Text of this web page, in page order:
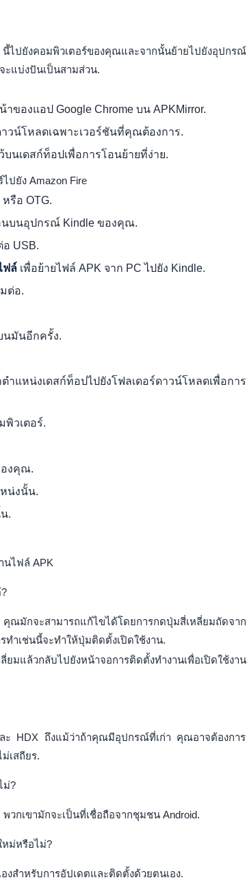
ปยังคอมพิวเตอร์ของคุณและจากนั้นย้ายไปยังอุปกรณ์
ะแบ่งปันเป็นสามส่วน.
ของแอป Google Chrome บน APKMirror.
วน์โหลดเฉพาะเวอร์ชันที่คุณต้องการ.
นเดสก์ท็อปเพื่อการโอนย้ายที่ง่าย.
ปยัง Amazon Fire
รือ OTG.
นบนอุปกรณ์ Kindle ของคุณ.
USB.
ฟล์เพื่อย้ายไฟล์ APK จาก PC ไปยัง Kindle.
ต่อ.
นมันอีกครั้ง.
แหน่งเดสก์ท็อปไปยังโฟลเดอร์ดาวน์โหลดเพื่อการ
พิวเตอร์.
องคุณ.
น่งนั้น.
.
นไฟล์ APK
ณมักจะสามารถแก้ไขได้โดยการกดปุ่มสี่เหลี่ยมถัดจาก
ำเช่นนี้จะทำให้ปุ่มติดตั้งเปิดใช้งาน.
มแล้วกลับไปยังหน้าจอการติดตั้งทำงานเพื่อเปิดใช้งาน
HDX ถึงแม้ว่าถ้าคุณมีอุปกรณ์ที่เก่า คุณอาจต้องการ
เสถียร.
ม่?
พวกเขามักจะเป็นที่เชื่อถือจากชุมชน Android.
หม่หรือไม่?
งสำหรับการอัปเดตและติดตั้งด้วยตนเอง.